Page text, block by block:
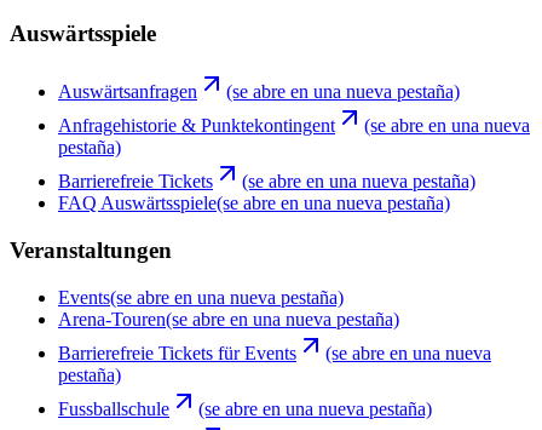
Auswärtsspiele
Auswärtsanfragen
(se abre en una nueva pestaña)
Anfragehistorie & Punktekontingent
(se abre en una nueva
pestaña)
Barrierefreie Tickets
(se abre en una nueva pestaña)
FAQ Auswärtsspiele(se abre en una nueva pestaña)
Veranstaltungen
Events(se abre en una nueva pestaña)
Arena-Touren(se abre en una nueva pestaña)
Barrierefreie Tickets für Events
(se abre en una nueva
pestaña)
Fussballschule
(se abre en una nueva pestaña)